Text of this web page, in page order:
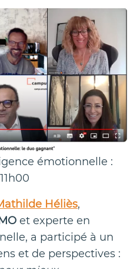
émotionnelle :
Héliès,
et experte en
a participé à un
et de perspectives :